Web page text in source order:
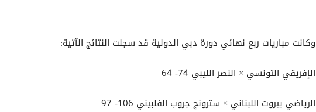
وكانت مباريات ربع نهائي دورة دبي الدولية قد سجلت النتائج الآتية:
الإفريقي التونسي × النصر الليبي 74- 64
الرياضي بيروت اللبناني × سترونج جروب الفلبيني 106- 97